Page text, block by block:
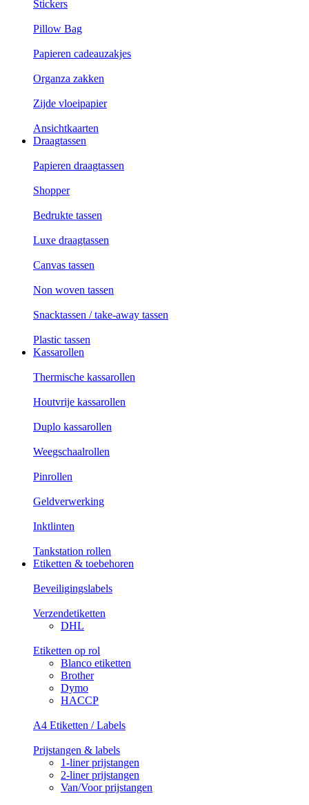
Stickers
Pillow Bag
Papieren cadeauzakjes
Organza zakken
Zijde vloeipapier
Ansichtkaarten
Draagtassen
Papieren draagtassen
Shopper
Bedrukte tassen
Luxe draagtassen
Canvas tassen
Non woven tassen
Snacktassen / take-away tassen
Plastic tassen
Kassarollen
Thermische kassarollen
Houtvrije kassarollen
Duplo kassarollen
Weegschaalrollen
Pinrollen
Geldverwerking
Inktlinten
Tankstation rollen
Etiketten & toebehoren
Beveiligingslabels
Verzendetiketten
DHL
Etiketten op rol
Blanco etiketten
Brother
Dymo
HACCP
A4 Etiketten / Labels
Prijstangen & labels
1-liner prijstangen
2-liner prijstangen
Van/Voor prijstangen